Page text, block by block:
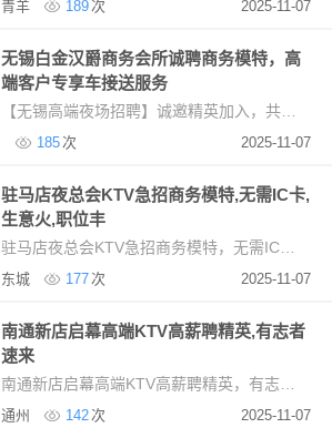
青羊 189 次 2025-11-07
无锡白金汉爵商务会所诚聘商务模特，高
端客户专享车接送服务
【无锡高端夜场招聘】诚邀精英加入，共创璀璨未来行业标杆平台，打造优质就业环境本市核心
185 次 2025-11-07
驻马店夜总会KTV急招商务模特,无需IC卡,
生意火,职位丰
驻马店夜总会KTV急招商务模特，无需IC卡，生意火，职位丰富高端KTV招聘模特：安全、高薪、无压
东城 177 次 2025-11-07
南通新店启幕高端KTV高薪聘精英,有志者
速来
南通新店启幕高端KTV高薪聘精英，有志者速来坐落于南通核心商圈，毗邻国际五星级酒店，我们
通州 142 次 2025-11-07